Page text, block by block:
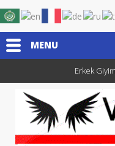
MENU
Erkek